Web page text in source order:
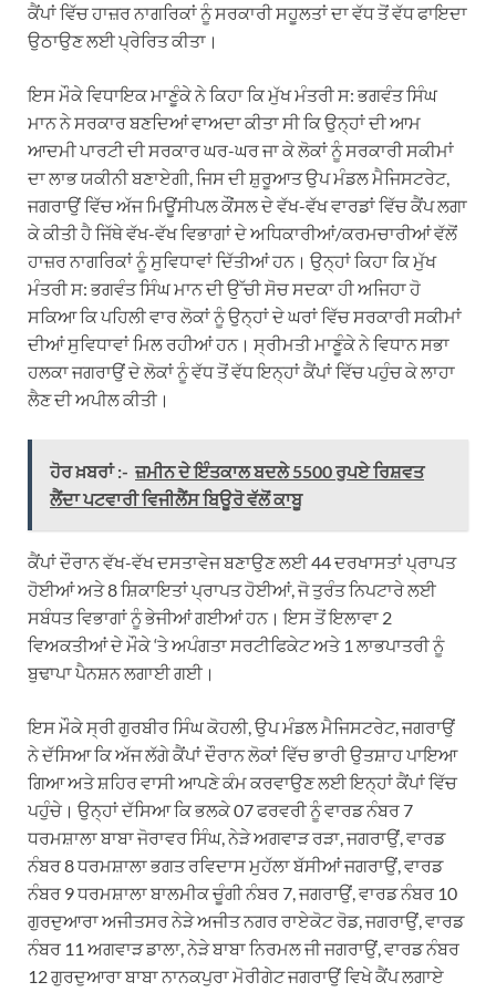
ਕੈਂਪਾਂ ਵਿੱਚ ਹਾਜ਼ਰ ਨਾਗਰਿਕਾਂ ਨੂੰ ਸਰਕਾਰੀ ਸਹੂਲਤਾਂ ਦਾ ਵੱਧ ਤੋਂ ਵੱਧ ਫਾਇਦਾ
ਉਠਾਉਣ ਲਈ ਪ੍ਰੇਰਿਤ ਕੀਤਾ।
ਇਸ ਮੌਕੇ ਵਿਧਾਇਕ ਮਾਣੂੰਕੇ ਨੇ ਕਿਹਾ ਕਿ ਮੁੱਖ ਮੰਤਰੀ ਸ: ਭਗਵੰਤ ਸਿੰਘ
ਮਾਨ ਨੇ ਸਰਕਾਰ ਬਣਦਿਆਂ ਵਾਅਦਾ ਕੀਤਾ ਸੀ ਕਿ ਉਨ੍ਹਾਂ ਦੀ ਆਮ
ਆਦਮੀ ਪਾਰਟੀ ਦੀ ਸਰਕਾਰ ਘਰ-ਘਰ ਜਾ ਕੇ ਲੋਕਾਂ ਨੂੰ ਸਰਕਾਰੀ ਸਕੀਮਾਂ
ਦਾ ਲਾਭ ਯਕੀਨੀ ਬਣਾਏਗੀ, ਜਿਸ ਦੀ ਸ਼ੁਰੂਆਤ ਉਪ ਮੰਡਲ ਮੈਜਿਸਟਰੇਟ,
ਜਗਰਾਉਂ ਵਿੱਚ ਅੱਜ ਮਿਊਂਸੀਪਲ ਕੌਂਸਲ ਦੇ ਵੱਖ-ਵੱਖ ਵਾਰਡਾਂ ਵਿੱਚ ਕੈਂਪ ਲਗਾ
ਕੇ ਕੀਤੀ ਹੈ ਜਿੱਥੇ ਵੱਖ-ਵੱਖ ਵਿਭਾਗਾਂ ਦੇ ਅਧਿਕਾਰੀਆਂ/ਕਰਮਚਾਰੀਆਂ ਵੱਲੋਂ
ਹਾਜ਼ਰ ਨਾਗਰਿਕਾਂ ਨੂੰ ਸੁਵਿਧਾਵਾਂ ਦਿੱਤੀਆਂ ਹਨ। ਉਨ੍ਹਾਂ ਕਿਹਾ ਕਿ ਮੁੱਖ
ਮੰਤਰੀ ਸ: ਭਗਵੰਤ ਸਿੰਘ ਮਾਨ ਦੀ ਉੱਚੀ ਸੋਚ ਸਦਕਾ ਹੀ ਅਜਿਹਾ ਹੋ
ਸਕਿਆ ਕਿ ਪਹਿਲੀ ਵਾਰ ਲੋਕਾਂ ਨੂੰ ਉਨ੍ਹਾਂ ਦੇ ਘਰਾਂ ਵਿੱਚ ਸਰਕਾਰੀ ਸਕੀਮਾਂ
ਦੀਆਂ ਸੁਵਿਧਾਵਾਂ ਮਿਲ ਰਹੀਆਂ ਹਨ। ਸ੍ਰੀਮਤੀ ਮਾਣੂੰਕੇ ਨੇ ਵਿਧਾਨ ਸਭਾ
ਹਲਕਾ ਜਗਰਾਉਂ ਦੇ ਲੋਕਾਂ ਨੂੰ ਵੱਧ ਤੋਂ ਵੱਧ ਇਨ੍ਹਾਂ ਕੈਂਪਾਂ ਵਿੱਚ ਪਹੁੰਚ ਕੇ ਲਾਹਾ
ਲੈਣ ਦੀ ਅਪੀਲ ਕੀਤੀ।
ਹੋਰ ਖ਼ਬਰਾਂ :- ਜ਼ਮੀਨ ਦੇ ਇੰਤਕਾਲ ਬਦਲੇ 5500 ਰੁਪਏ ਰਿਸ਼ਵਤ
ਲੈਂਦਾ ਪਟਵਾਰੀ ਵਿਜੀਲੈਂਸ ਬਿਊਰੋ ਵੱਲੋਂ ਕਾਬੂ
ਕੈਂਪਾਂ ਦੌਰਾਨ ਵੱਖ-ਵੱਖ ਦਸਤਾਵੇਜ ਬਣਾਉਣ ਲਈ 44 ਦਰਖਾਸਤਾਂ ਪ੍ਰਾਪਤ
ਹੋਈਆਂ ਅਤੇ 8 ਸ਼ਿਕਾਇਤਾਂ ਪ੍ਰਾਪਤ ਹੋਈਆਂ, ਜੋ ਤੁਰੰਤ ਨਿਪਟਾਰੇ ਲਈ
ਸਬੰਧਤ ਵਿਭਾਗਾਂ ਨੂੰ ਭੇਜੀਆਂ ਗਈਆਂ ਹਨ। ਇਸ ਤੋਂ ਇਲਾਵਾ 2
ਵਿਅਕਤੀਆਂ ਦੇ ਮੌਕੇ ‘ਤੇ ਅਪੰਗਤਾ ਸਰਟੀਫਿਕੇਟ ਅਤੇ 1 ਲਾਭਪਾਤਰੀ ਨੂੰ
ਬੁਢਾਪਾ ਪੈਨਸ਼ਨ ਲਗਾਈ ਗਈ।
ਇਸ ਮੌਕੇ ਸ੍ਰੀ ਗੁਰਬੀਰ ਸਿੰਘ ਕੋਹਲੀ, ਉਪ ਮੰਡਲ ਮੈਜਿਸਟਰੇਟ, ਜਗਰਾਉਂ
ਨੇ ਦੱਸਿਆ ਕਿ ਅੱਜ ਲੱਗੇ ਕੈਂਪਾਂ ਦੌਰਾਨ ਲੋਕਾਂ ਵਿੱਚ ਭਾਰੀ ਉਤਸ਼ਾਹ ਪਾਇਆ
ਗਿਆ ਅਤੇ ਸ਼ਹਿਰ ਵਾਸੀ ਆਪਣੇ ਕੰਮ ਕਰਵਾਉਣ ਲਈ ਇਨ੍ਹਾਂ ਕੈਂਪਾਂ ਵਿੱਚ
ਪਹੁੰਚੇ। ਉਨ੍ਹਾਂ ਦੱਸਿਆ ਕਿ ਭਲਕੇ 07 ਫਰਵਰੀ ਨੂੰ ਵਾਰਡ ਨੰਬਰ 7
ਧਰਮਸ਼ਾਲਾ ਬਾਬਾ ਜੋਰਾਵਰ ਸਿੰਘ, ਨੇੜੇ ਅਗਵਾੜ ਰੜਾ, ਜਗਰਾਉਂ, ਵਾਰਡ
ਨੰਬਰ 8 ਧਰਮਸ਼ਾਲਾ ਭਗਤ ਰਵਿਦਾਸ ਮੁਹੱਲਾ ਬੱਸੀਆਂ ਜਗਰਾਉਂ, ਵਾਰਡ
ਨੰਬਰ 9 ਧਰਮਸ਼ਾਲਾ ਬਾਲਮੀਕ ਚੂੰਗੀ ਨੰਬਰ 7, ਜਗਰਾਉਂ, ਵਾਰਡ ਨੰਬਰ 10
ਗੁਰਦੁਆਰਾ ਅਜੀਤਸਰ ਨੇੜੇ ਅਜੀਤ ਨਗਰ ਰਾਏਕੋਟ ਰੋਡ, ਜਗਰਾਉਂ, ਵਾਰਡ
ਨੰਬਰ 11 ਅਗਵਾੜ ਡਾਲਾ, ਨੇੜੇ ਬਾਬਾ ਨਿਰਮਲ ਜੀ ਜਗਰਾਉਂ, ਵਾਰਡ ਨੰਬਰ
12 ਗੁਰਦੁਆਰਾ ਬਾਬਾ ਨਾਨਕਪੁਰਾ ਮੋਰੀਗੇਟ ਜਗਰਾਉਂ ਵਿਖੇ ਕੈਂਪ ਲਗਾਏ